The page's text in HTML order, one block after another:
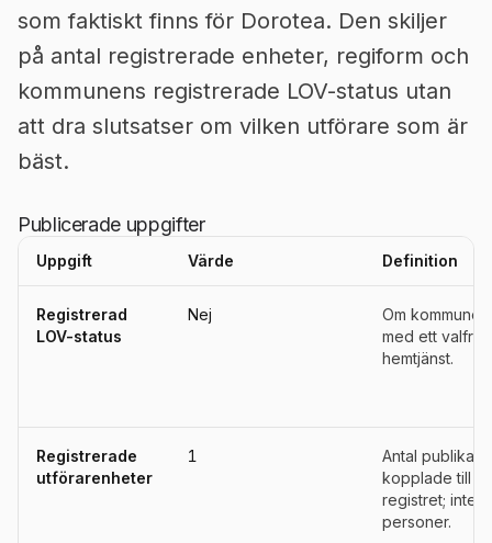
som faktiskt finns för Dorotea. Den skiljer
på antal registrerade enheter, regiform och
kommunens registrerade LOV-status utan
att dra slutsatser om vilken utförare som är
bäst.
Publicerade uppgifter
Uppgift Värde Definition
Registrerad
LOV-status
Nej
Om
med ett
hemtjänst.
Registrerade
utförarenheter
1
Antal publika
kopplade till
registret; inte
personer.